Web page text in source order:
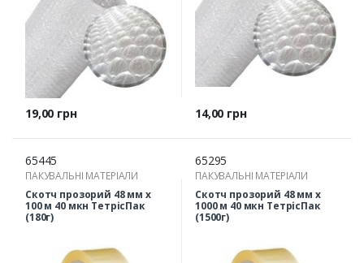
Ціна
19,00 грн Ціна
14,00 грн
65445
ПАКУВАЛЬНІ МАТЕРІАЛИ
Скотч прозорий 48 мм х
100 м 40 мкн ТетрісПак
(180г)
65295
ПАКУВАЛЬНІ МАТЕРІАЛИ
Скотч прозорий 48 мм х
1000 м 40 мкн ТетрісПак
(1500г)